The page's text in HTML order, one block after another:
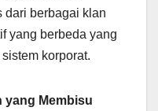
dari berbagai klan
yang berbeda yang
korporat.
yang Membisu